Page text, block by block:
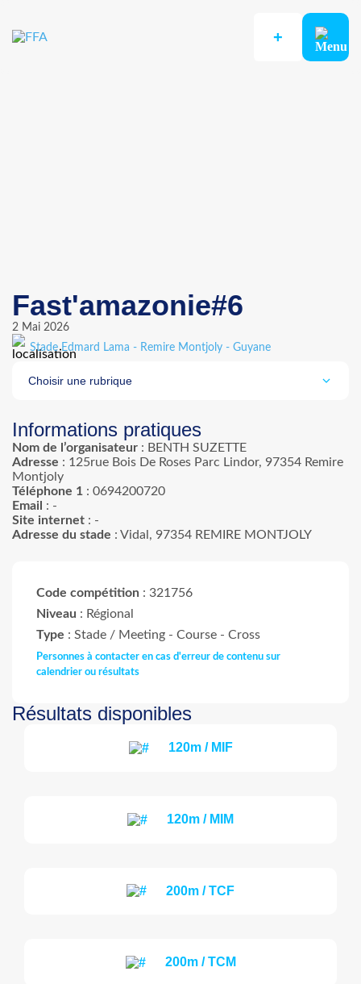
+
COMPÉTITIONS
Fast'amazonie#6
2 Mai 2026
Stade Edmard Lama - Remire Montjoly - Guyane
Choisir une rubrique
Informations pratiques
Nom de l’organisateur : BENTH SUZETTE
Adresse : 125rue Bois De Roses Parc Lindor, 97354 Remire
Montjoly
Téléphone 1 : 0694200720
Email : -
Site internet : -
Adresse du stade : Vidal, 97354 REMIRE MONTJOLY
Code compétition : 321756
Niveau : Régional
Type : Stade / Meeting - Course - Cross
Personnes à contacter en cas d'erreur de contenu sur
calendrier ou résultats
Résultats disponibles
120m / MIF
120m / MIM
200m / TCF
200m / TCM